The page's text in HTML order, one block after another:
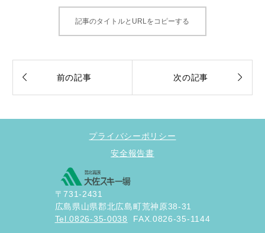
記事のタイトルとURLをコピーする
 前の記事 次の記事 
プライバシーポリシー
安全報告書
〒731-2431
広島県山県郡北広島町荒神原38-31
Tel.0826-35-0038
FAX.0826-35-1144